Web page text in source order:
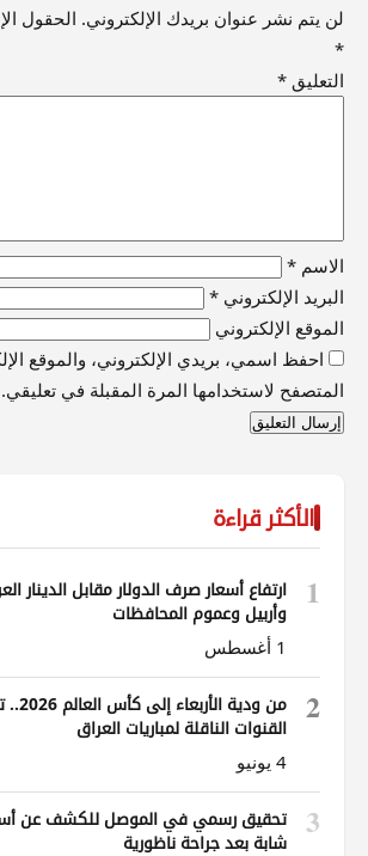
لن يتم نشر عنوان بريدك الإلكتروني. الحقول
*
التعليق *
الاسم *
البريد الإلكتروني *
الموقع الإلكتروني
احفظ اسمي، بريدي الإلكتروني، والموقع
المتصفح لاستخدامها المرة المقبلة في تعليقي.
الأكثر قراءة
1
ارتفاع أسعار صرف الدولار مقابل الدينار
وأربيل وعموم المحافظات
1 أغسطس
2
من ودية
القنوات الناقلة لمباريات العراق
4 يونيو
3
تحقيق رسمي في الموصل للكشف عن
شابة بعد جراحة ناظورية